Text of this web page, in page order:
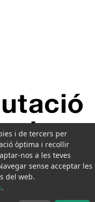
i de tercers per
òptima i recollir
nos a les teves
sense acceptar les
del web.
.